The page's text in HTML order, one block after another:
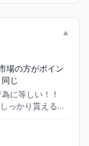
▼
場の方がポイン
じ
に等しい！！
っかり貰える
はポイントが誰
きく表示して騙